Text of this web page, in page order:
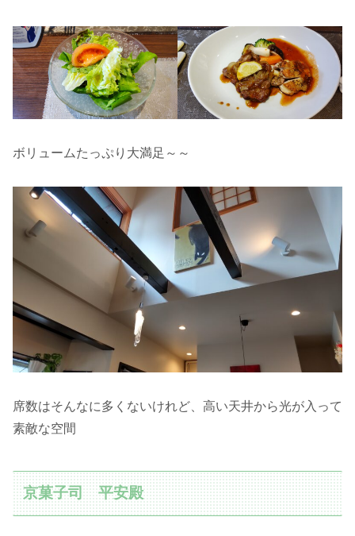
ボリュームたっぷり大満足～～
席数はそんなに多くないけれど、高い天井から光が入って
素敵な空間
京菓子司 平安殿